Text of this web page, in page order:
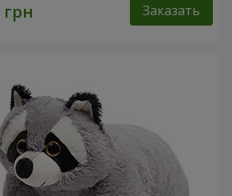
Заказать